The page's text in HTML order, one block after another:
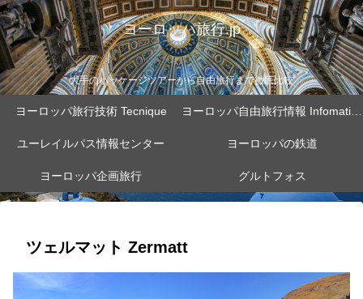
ヨーロッパ旅行.jp
大手のパッケージツアーから自由旅行まで徹底比較
ヨーロッパ旅行技術 Tecnique ヨーロッパ自由旅行情報 Infomation
ユーレイルパス情報センター ヨーロッパの鉄道
ヨーロッパ企画旅行 グルトフォス
ツェルマット Zermatt